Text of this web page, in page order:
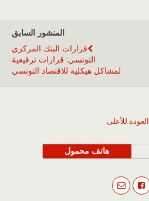
المنشور السابق
قرارات البنك المركزي
التونسي: قرارات ترقيعية
لمشاكل هيكلية للاقتصاد التونسي
العودة للأعلى
هاتف محمول